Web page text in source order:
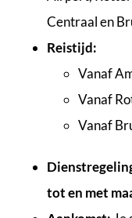
Centraal en
Reistijd:
Vanaf
Vanaf
Vanaf
tot en met